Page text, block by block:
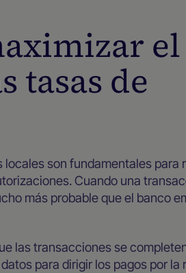
el
tasas de
son fundamentales para
Cuando una
más probable que el banco
las transacciones se
para dirigir los pagos por la